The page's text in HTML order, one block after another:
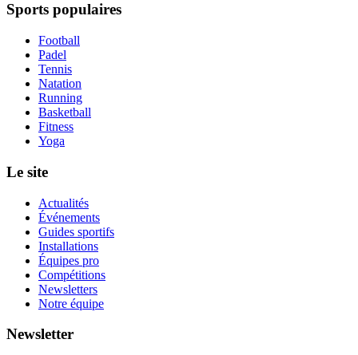
Sports populaires
Football
Padel
Tennis
Natation
Running
Basketball
Fitness
Yoga
Le site
Actualités
Événements
Guides sportifs
Installations
Équipes pro
Compétitions
Newsletters
Notre équipe
Newsletter